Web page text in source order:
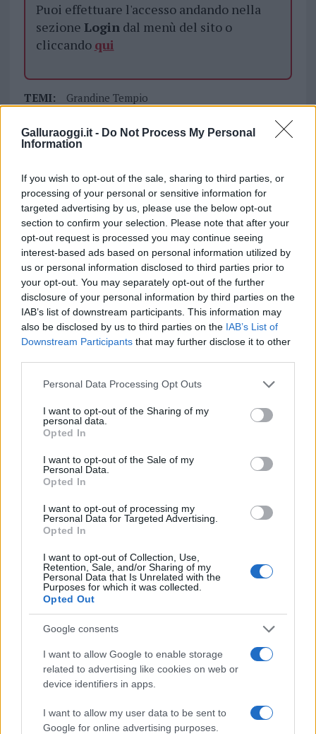
Galluraoggi.it - Do Not Process My Personal
Information
If you wish to opt-out of the sale, sharing to third parties, or
processing of your personal or sensitive information for
targeted advertising by us, please use the below opt-out
section to confirm your selection. Please note that after your
opt-out request is processed you may continue seeing
interest-based ads based on personal information utilized by
us or personal information disclosed to third parties prior to
your opt-out. You may separately opt-out of the further
disclosure of your personal information by third parties on the
IAB’s list of downstream participants. This information may
also be disclosed by us to third parties on the IAB’s List of
Downstream Participants that may further disclose it to other
Please note that this website/app uses one or more Google
not limited to your visit or usage behaviour. You may click to
grant or deny consent to Google and its third-party tags to
use your data for below specified purposes in below Google
consent section.
Personal Data Processing Opt Outs
I want to opt-out of the Sharing of my
personal data.
Opted In
I want to opt-out of the Sale of my
Personal Data.
Opted In
I want to opt-out of processing my
Personal Data for Targeted Advertising.
Opted In
I want to opt-out of Collection, Use,
Retention, Sale, and/or Sharing of my
Personal Data that Is Unrelated with the
Purposes for which it was collected.
Opted Out
Google consents
I want to allow Google to enable storage
related to advertising like cookies on web or
device identifiers in apps.
I want to allow my user data to be sent to
Google for online advertising purposes.
Puoi effettuare l'accesso andando nella
sezione Logindal menù del sito o
cliccando qui
TEMI: Grandine Tempio
Notizie in tempo reale?
Inviaci le tue segnalazioni,
i tuoi video e le tue foto
Su WhatsApp al numero +39
345 356 7512
daGoogle News
Condividi l'articolo
F
a
ce
b
o
o
k
w
it
te
r
Pi
n
re
st
h
s
A
p
S
h
re
Prossimo articolo
Sangue, musica e solidarietà con Avis Olbia al
Delta Center
Meteo Olbia 9 agosto, temperature in calo